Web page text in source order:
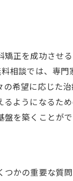
正を成功させ
相談では、専
希望に応じた
ようになるた
を築くことがで
かの重要な質